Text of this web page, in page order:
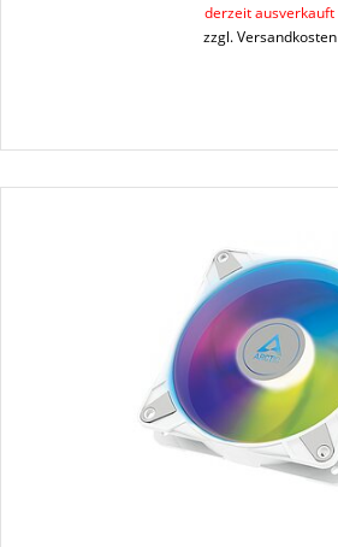
derzeit ausverkauft
zzgl. Versandkosten